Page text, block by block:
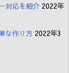
対応を紹介 2022年
な作り方 2022年3